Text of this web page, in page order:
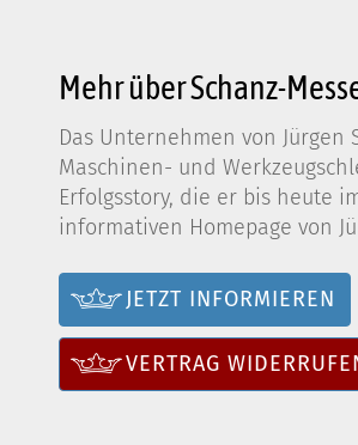
Mehr über Schanz-
Das Unternehmen von
Maschinen- und
Erfolgsstory, die er bis heute
informativen Homepage von
JETZT INFORMIEREN
VERTRAG